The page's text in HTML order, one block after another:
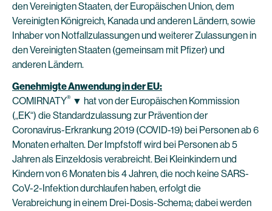
den Vereinigten Staaten, der Europäischen Union, dem
Vereinigten Königreich, Kanada und anderen Ländern, sowie
Inhaber von Notfallzulassungen und weiterer Zulassungen in
den Vereinigten Staaten (gemeinsam mit Pfizer) und
anderen Ländern.
Genehmigte Anwendung in der EU:
COMIRNATY® ▼ hat von der Europäischen Kommission
(„EK“) die Standardzulassung zur Prävention der
Coronavirus-Erkrankung 2019 (COVID-19) bei Personen ab 6
Monaten erhalten. Der Impfstoff wird bei Personen ab 5
Jahren als Einzeldosis verabreicht. Bei Kleinkindern und
Kindern von 6 Monaten bis 4 Jahren, die noch keine SARS-
CoV-2-Infektion durchlaufen haben, erfolgt die
Verabreichung in einem Drei-Dosis-Schema; dabei werden